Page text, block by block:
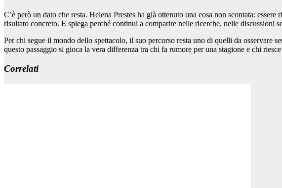
C’è però un dato che resta. Helena Prestes ha già ottenuto una cosa non scontata:
risultato concreto. E spiega perché continui a comparire nelle ricerche, nelle discussioni
Per chi segue il mondo dello spettacolo, il suo percorso resta uno di quelli da osservare
questo passaggio si gioca la vera differenza tra chi fa rumore per una stagione e chi
Correlati